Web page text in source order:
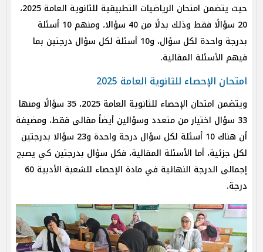
حيث يتضمن امتحان الرياضيات التطبيقية للثانوية العامة 2025،
20 سؤالًا فقط وذلك بدلًا من 40 سؤالا، ومنهم 10 أسئلة
بدرجة واحدة لكل سؤال، و10 أسئلة لكل سؤال درجتين بما
فيهم الأسئلة المقالية.
امتحان الإحصاء للثانوية العامة 2025
ويتضمن امتحان الإحصاء للثانوية العامة 2025، 35 سؤالًا ومنها
33 سؤال اختيار من متعدد وسؤالين أيضاً مقالى فقط، ومضيفة
أن هناك 10 أسئلة لكل سؤال درجة واحدة و23 سؤالا بدرجتين
لكل جزئية، أما الأسئلة المقالية، فكل سؤال بدرجتين كي يصبح
إجمالى الدرجة النهائية في مادة الإحصاء للشعبة الأدبية 60
درجة.